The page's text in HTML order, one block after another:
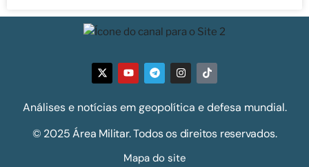
Análises e notícias em geopolítica e defesa mundial.
© 2025 Área Militar. Todos os direitos reservados.
Mapa do site